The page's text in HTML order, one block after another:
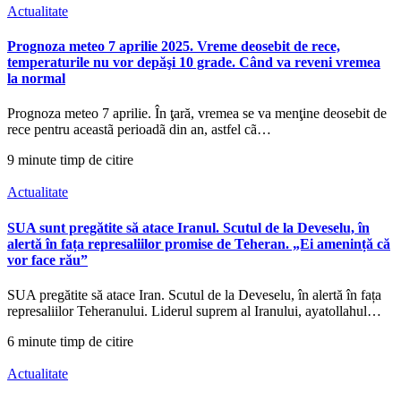
Actualitate
Prognoza meteo 7 aprilie 2025. Vreme deosebit de rece,
temperaturile nu vor depăşi 10 grade. Când va reveni vremea
la normal
Prognoza meteo 7 aprilie. În ţară, vremea se va menţine deosebit de
rece pentru aceastã perioadã din an, astfel cã…
9 minute timp de citire
Actualitate
SUA sunt pregătite să atace Iranul. Scutul de la Deveselu, în
alertă în fața represaliilor promise de Teheran. „Ei amenință că
vor face rău”
SUA pregătite să atace Iran. Scutul de la Deveselu, în alertă în fața
represaliilor Teheranului. Liderul suprem al Iranului, ayatollahul…
6 minute timp de citire
Actualitate